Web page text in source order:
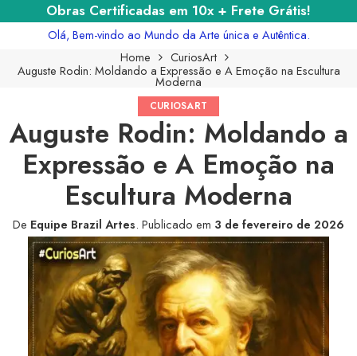
Obras Certificadas em 10x + Frete Grátis!
Olá, Bem-vindo ao Mundo da Arte única e Autêntica.
Home
CuriosArt
Auguste Rodin: Moldando a Expressão e A Emoção na Escultura
Moderna
CURIOSART
Auguste Rodin: Moldando a
Expressão e A Emoção na
Escultura Moderna
De Equipe Brazil Artes. Publicado em 3 de fevereiro de 2026